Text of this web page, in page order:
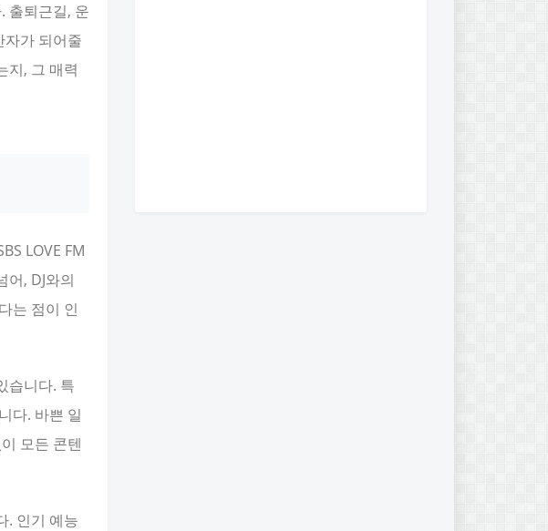
출퇴근길, 운
자가 되어줄
지, 그 매력
LOVE FM
어, DJ와의
는 점이 인
습니다. 특
다. 바쁜 일
모든 콘텐
. 인기 예능